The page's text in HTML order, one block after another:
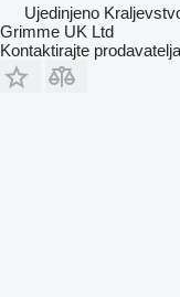
Ujedinjeno
Grimme UK Ltd
Kontaktirajte prodavatelja